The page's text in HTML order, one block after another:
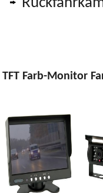
TFT Farb-Monitor